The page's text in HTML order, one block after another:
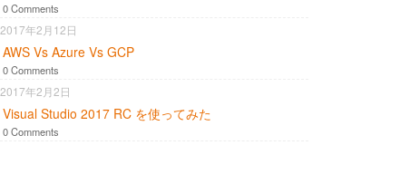
0 Comments
2017年2月12日
AWS Vs Azure Vs GCP
0 Comments
2017年2月2日
Visual Studio 2017 RC を使ってみた
0 Comments